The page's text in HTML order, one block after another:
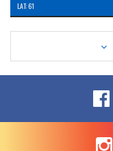
LAT: 61